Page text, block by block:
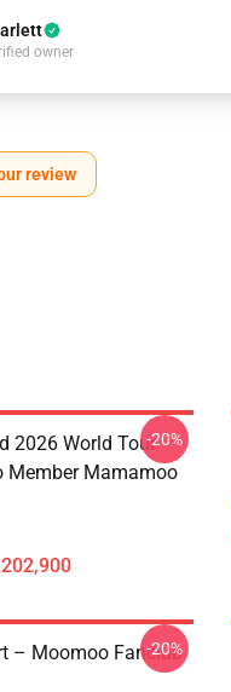
owner
review
2026 World Tour
Member Mamamoo
-20%
– Moomoo Fanclub
-20%